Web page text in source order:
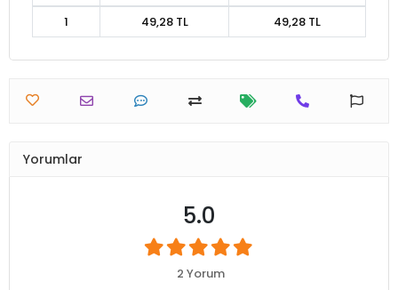
1
49,28 TL 49,28 TL
Yorumlar
5.0
2 Yorum